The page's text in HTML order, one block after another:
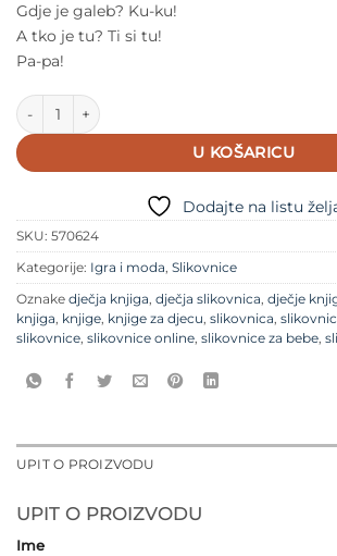
Gdje je galeb? Ku-ku!
A tko je tu? Ti si tu!
Pa-pa!
KU-KU! Sunce Interaktivna slikovnica s
U KOŠARICU
Dodajte na listu
SKU: 570624
Kategorije: Igra i moda, Slikovnice
Oznake dječja knjiga, dječja slikovnica, dječje
knjiga, knjige, knjige za djecu, slikovnica,
slikovnice, slikovnice online, slikovnice za bebe,
UPIT O PROIZVODU
UPIT O PROIZVODU
Ime